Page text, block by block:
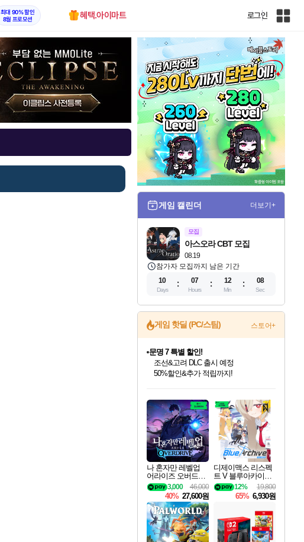
최대 90% 할인
8월 프로모션
혜택.아이마트 로그인
인
전
체
사
이
게임 캘린더 더보기+
모집
08.19
아스오라 CBT 모집
참가자 모집까지 남은 기간
10
Days
07
Hours
12
Min
07
Sec
게임 핫딜 (PC/스팀) 스토어+
최대 90% 할인가를 만나보세요!
네이버혜택과 함께 만나보세요!
문명 7 특별 할인!
조선&고려 DLC 출시 예정
50%할인&추가 적립까지!
네이버 포인트 혜택까지!
이니&베니 혜택까지!
네이버 혜택가와 함께 예약하세요!
할인&네이버혜택으로 만나보세요!
네이버페이 혜택과 만나보세요!
40주년 프로모션으로 만나보세요!
할인가에 만나보세요!
일부 에디션 상시 할인!
혜택으로 예약 판매 중
편안하게 충전하세요
나 혼자만 레벨업
어라이즈 오버드라
이브 Solo Leveling A
rise
46,000
3,000
40% 27,600원
디제이맥스 리스펙
트 V 블루아카이브
팩 DJMAX RESPE
CT V Blue Archive P
ack DLC
19,800
12%
65% 6,930원